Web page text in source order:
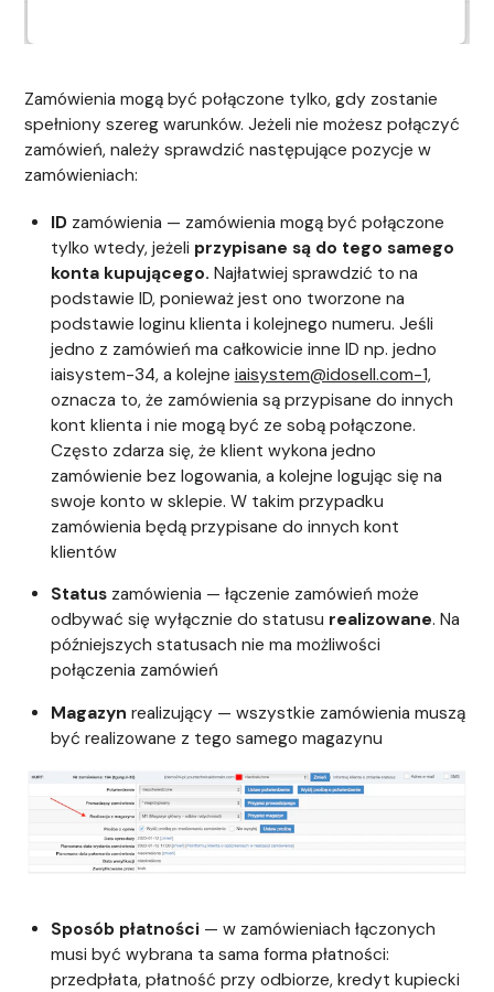
Zamówienia mogą być połączone tylko, gdy zostanie
spełniony szereg warunków. Jeżeli nie możesz połączyć
zamówień, należy sprawdzić następujące pozycje w
zamówieniach:
ID zamówienia — zamówienia mogą być połączone
tylko wtedy, jeżeli przypisane są do tego samego
konta kupującego. Najłatwiej sprawdzić to na
podstawie ID, ponieważ jest ono tworzone na
podstawie loginu klienta i kolejnego numeru. Jeśli
jedno z zamówień ma całkowicie inne ID np. jedno
iaisystem-34, a kolejne iaisystem@idosell.com-1,
oznacza to, że zamówienia są przypisane do innych
kont klienta i nie mogą być ze sobą połączone.
Często zdarza się, że klient wykona jedno
zamówienie bez logowania, a kolejne logując się na
swoje konto w sklepie. W takim przypadku
zamówienia będą przypisane do innych kont
klientów
Statuszamówienia — łączenie zamówień może
odbywać się wyłącznie do statusu realizowane. Na
późniejszych statusach nie ma możliwości
połączenia zamówień
Magazyn realizujący — wszystkie zamówienia muszą
być realizowane z tego samego magazynu
Sposób płatności — w zamówieniach łączonych
musi być wybrana ta sama forma płatności:
przedpłata, płatność przy odbiorze, kredyt kupiecki